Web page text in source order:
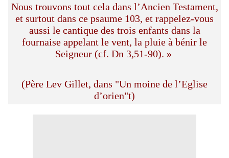
Nous trouvons tout cela dans l’Ancien Testament,
et surtout dans ce psaume 103, et rappelez-vous
aussi le cantique des trois enfants dans la
fournaise appelant le vent, la pluie à bénir le
Seigneur (cf. Dn 3,51-90). »
(Père Lev Gillet, dans "Un moine de l’Eglise
d’orien"t)